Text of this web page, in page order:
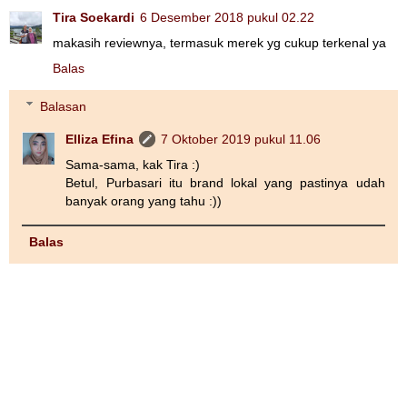
Tira Soekardi 6 Desember 2018 pukul 02.22
makasih reviewnya, termasuk merek yg cukup terkenal ya
Balas
Balasan
Elliza Efina
7 Oktober 2019 pukul 11.06
Sama-sama, kak Tira :)
Betul, Purbasari itu brand lokal yang pastinya udah
banyak orang yang tahu :))
Balas